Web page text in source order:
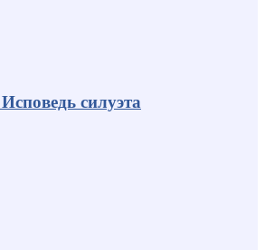
силуэта